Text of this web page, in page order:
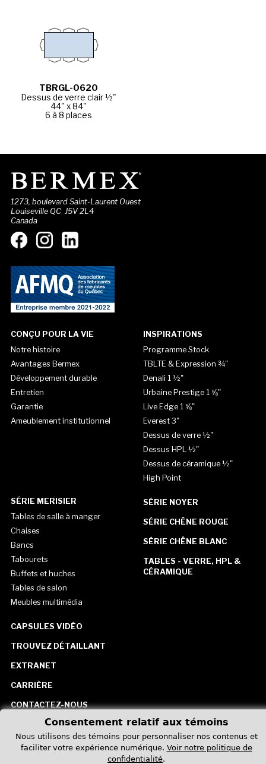
TBRGL-0620
Dessus de verre clair ½"
44" x 84"
6 à 8 places
1273, boulevard Saint-Laurent Ouest
Louiseville QC J5V 2L4
Canada
CONÇU POUR LA VIE
Notre histoire
Avantages Bermex
Développement durable
Entretien
Garantie
Ameublement institutionnel
INSPIRATIONS
Programme Stock
TBLTE & Expression ¾"
Denali 1 ½"
Urbaine Prestige 1 ⅝"
Live Edge 1 ⅝"
Everest 3"
Dessus de verre ½"
Dessus HPL ½"
Dessus de céramique ½"
High Point
SÉRIE MERISIER
Tables de salle à manger
Chaises
Bancs
Tabourets
Buffets et huches
Tables de salon
Meubles multimédia
SÉRIE NOYER
SÉRIE CHÊNE ROUGE
SÉRIE CHÊNE BLANC
TABLES - VERRE, HPL &
CÉRAMIQUE
CAPSULES VIDÉO
TROUVEZ DÉTAILLANT
EXTRANET
CARRIÈRE
CONTACTEZ-NOUS
États-Unis
Consentement relatif aux témoins
Nous utilisons des témoins pour personnaliser nos contenus et
faciliter votre expérience numérique. Voir notre politique de
confidentialité.